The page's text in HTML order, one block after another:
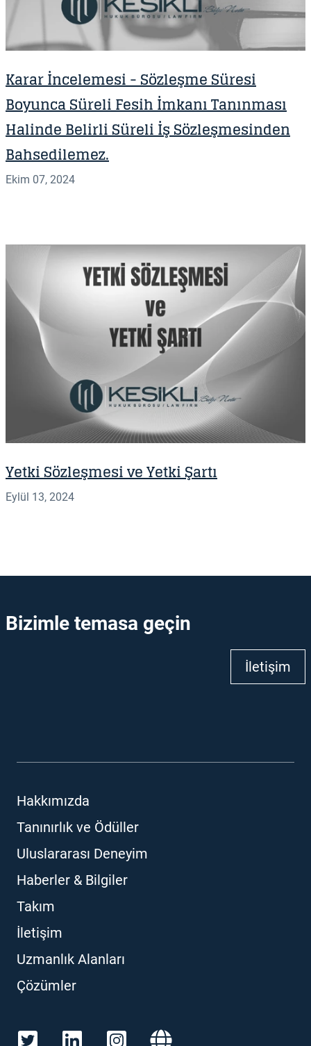
Karar İncelemesi - S özleşme Süresi
Boyunca Süreli Fesih İmkanı Tanınması
Halinde Belirli Süreli İş Sözleşmesinden
Bahsedilemez.
Ekim 07, 2024
Yetki Sözleşmesi ve Yetki Şartı
Eylül 13, 2024
Bizimle temasa geçin
İletişim
Hakkımızda
Tanınırlık ve Ödüller
Uluslararası Deneyim
Haberler & Bilgiler
Takım
İletişim
Uzmanlık Alanları
Çözümler